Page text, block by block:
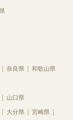
奈良県 和歌山県
山口県
大分県
宮崎県